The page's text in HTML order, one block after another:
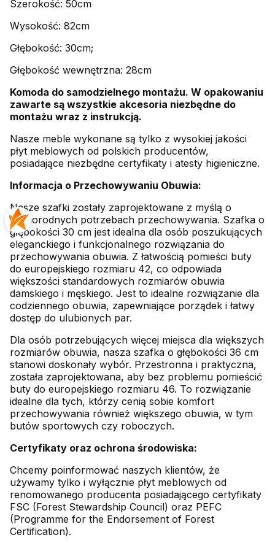
Szerokość: 50cm
Wysokość: 82cm
Głębokość: 30cm;
Głębokość wewnętrzna: 28cm
Komoda do samodzielnego montażu. W opakowaniu
zawarte są wszystkie akcesoria niezbędne do
montażu wraz z instrukcją.
Nasze meble wykonane są tylko z wysokiej jakości
płyt meblowych od polskich producentów,
posiadające niezbędne certyfikaty i atesty higieniczne.
Informacja o Przechowywaniu Obuwia:
Nasze szafki zostały zaprojektowane z myślą o
różnorodnych potrzebach przechowywania. Szafka o
głębokości 30 cm jest idealna dla osób poszukujących
eleganckiego i funkcjonalnego rozwiązania do
przechowywania obuwia. Z łatwością pomieści buty
do europejskiego rozmiaru 42, co odpowiada
większości standardowych rozmiarów obuwia
damskiego i męskiego. Jest to idealne rozwiązanie dla
codziennego obuwia, zapewniające porządek i łatwy
dostęp do ulubionych par.
Dla osób potrzebujących więcej miejsca dla większych
rozmiarów obuwia, nasza szafka o głębokości 36 cm
stanowi doskonały wybór. Przestronna i praktyczna,
została zaprojektowana, aby bez problemu pomieścić
buty do europejskiego rozmiaru 46. To rozwiązanie
idealne dla tych, którzy cenią sobie komfort
przechowywania również większego obuwia, w tym
butów sportowych czy roboczych.
Certyfikaty oraz ochrona środowiska:
Chcemy poinformować naszych klientów, że
używamy tylko i wyłącznie płyt meblowych od
renomowanego producenta posiadającego certyfikaty
FSC (Forest Stewardship Council) oraz PEFC
(Programme for the Endorsement of Forest
Certification).